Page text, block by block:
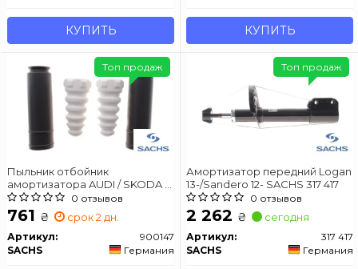
КУПИТЬ КУПИТЬ
Пыльник отбойник
амортизатора AUDI / SKODA /
VW A1 / Octavia / Golf задняя
сторона 09-13
0 отзывов
761 ₴ срок 2 дн.
Артикул:
900147
SACHS
Германия
Топ продаж
Амортизатор передний Logan
13-/Sandero 12- SACHS 317 417
0 отзывов
2 262 ₴ сегодня
Артикул:
317 417
SACHS
Германия
Топ продаж